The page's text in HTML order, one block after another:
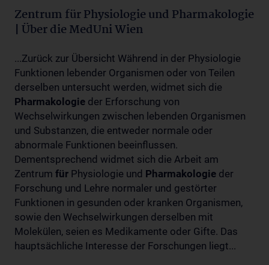
Zentrum für Physiologie und Pharmakologie
| Über die MedUni Wien
...Zurück zur Übersicht Während in der Physiologie
Funktionen lebender Organismen oder von Teilen
derselben untersucht werden, widmet sich die
Pharmakologie der Erforschung von
Wechselwirkungen zwischen lebenden Organismen
und Substanzen, die entweder normale oder
abnormale Funktionen beeinflussen.
Dementsprechend widmet sich die Arbeit am
Zentrum für Physiologie und Pharmakologie der
Forschung und Lehre normaler und gestörter
Funktionen in gesunden oder kranken Organismen,
sowie den Wechselwirkungen derselben mit
Molekülen, seien es Medikamente oder Gifte. Das
hauptsächliche Interesse der Forschungen liegt...